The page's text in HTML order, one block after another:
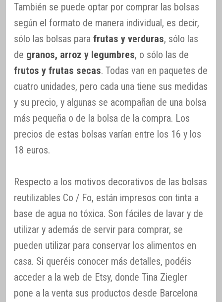
También se puede optar por comprar las bolsas
según el formato de manera individual, es decir,
sólo las bolsas para frutas y verduras, sólo las
de granos, arroz y legumbres, o sólo las de
frutos y frutas secas. Todas van en paquetes de
cuatro unidades, pero cada una tiene sus medidas
y su precio, y algunas se acompañan de una bolsa
más pequeña o de la bolsa de la compra. Los
precios de estas bolsas varían entre los 16 y los
18 euros.
Respecto a los motivos decorativos de las bolsas
reutilizables Co / Fo, están impresos con tinta a
base de agua no tóxica. Son fáciles de lavar y de
utilizar y además de servir para comprar, se
pueden utilizar para conservar los alimentos en
casa. Si queréis conocer más detalles, podéis
acceder a la web de Etsy, donde Tina Ziegler
pone a la venta sus productos desde Barcelona